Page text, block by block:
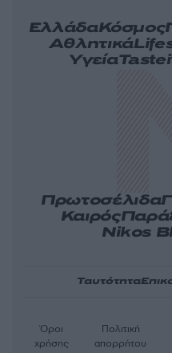
ΕλλάδαΚόσμος
Αθλητικά
Υγεία
Πρωτοσέλιδα
Καιρός
Nikos
Ταυτότητα
Όροι
χρήσης
Πολιτική
απορρήτου